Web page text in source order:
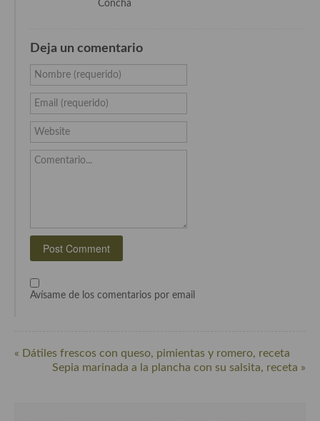
Cocinas de España
Cocina Andaluza
Cocina Aragonesa
Cocina Asturiana
Cocina Castellana
Cocina Catalana
Cocina Madrileña
Concha
Deja un comentario
Nombre (requerido)
Email (requerido)
Website
Comentario...
Avísame de los comentarios por email
« Dátiles frescos con queso, pimientas y romero, receta
Sepia marinada a la plancha con su salsita, receta »